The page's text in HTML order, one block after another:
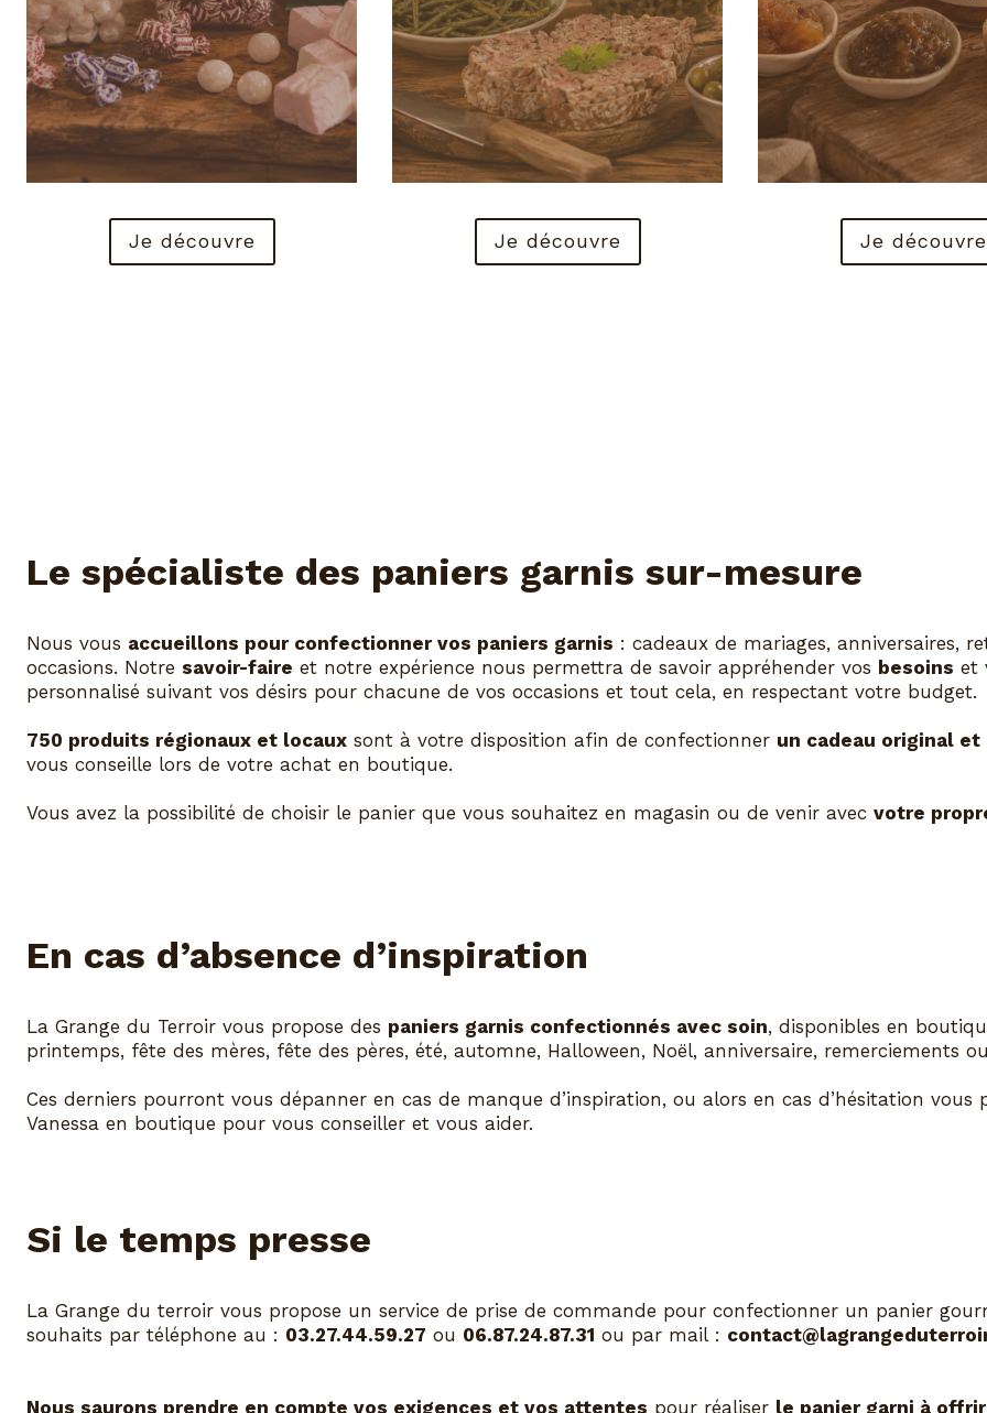
Je découvre Je découvre Je découvre
Le spécialiste des paniers garnis sur-mesure
Nous vous accueillons pour confectionner vos paniers garnis : cadeaux de mariages, anniversaires,
occasions. Notre savoir-faire et notre expérience nous permettra de savoir appréhender vos besoins et
personnalisé suivant vos désirs pour chacune de vos occasions et tout cela, en respectant votre budget.
750 produits régionaux et locaux sont à votre disposition afin de confectionner un cadeau original et
vous conseille lors de votre achat en boutique.
Vous avez la possibilité de choisir le panier que vous souhaitez en magasin ou de venir avec votre
En cas d’absence d’inspiration
La Grange du Terroir vous propose des paniers garnis confectionnés avec soin, disponibles en
printemps, fête des mères, fête des pères, été, automne, Halloween, Noël, anniversaire, remerciements
Ces derniers pourront vous dépanner en cas de manque d’inspiration, ou alors en cas d’hésitation
Vanessa en boutique pour vous conseiller et vous aider.
Si le temps presse
La Grange du terroir vous propose un service de prise de commande pour confectionner un panier
souhaits par téléphone au : 03.27.44.59.27 ou 06.87.24.87.31 ou par mail :
Nous saurons prendre en compte vos exigences et vos attentes pour réaliser le panier garni à offrir